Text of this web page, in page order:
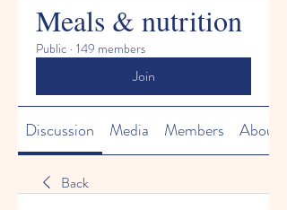
Meals & nutrition
Public · 149 members
Join
Discussion Media Members About
Back